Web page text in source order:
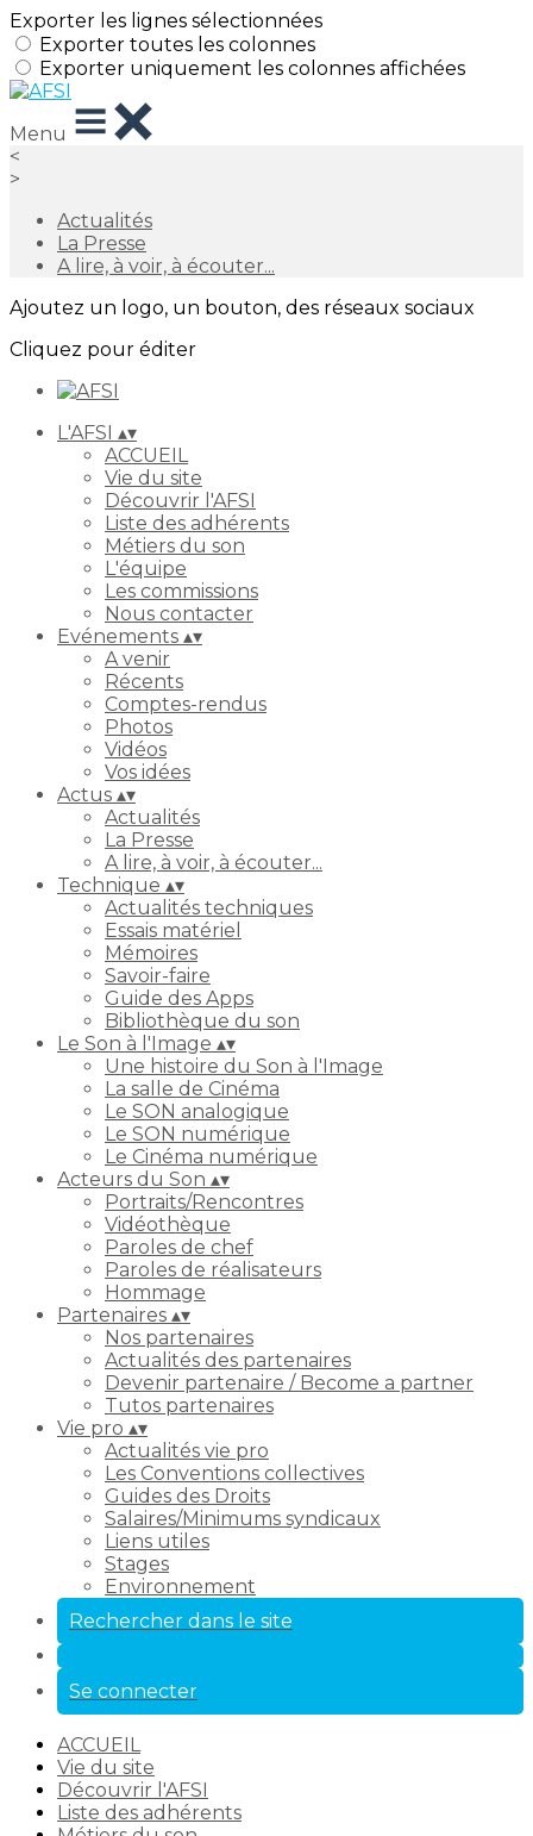
Exporter les lignes sélectionnées
Exporter toutes les colonnes
Exporter uniquement les colonnes affichées
Menu
<
>
Actualités
La Presse
A lire, à voir, à écouter...
Ajoutez un logo, un bouton, des réseaux sociaux
Cliquez pour éditer
L'AFSI ▴▾
ACCUEIL
Vie du site
Découvrir l'AFSI
Liste des adhérents
Métiers du son
L'équipe
Les commissions
Nous contacter
Evénements ▴▾
A venir
Récents
Comptes-rendus
Photos
Vidéos
Vos idées
Actus ▴▾
Actualités
La Presse
A lire, à voir, à écouter...
Technique ▴▾
Actualités techniques
Essais matériel
Mémoires
Savoir-faire
Guide des Apps
Bibliothèque du son
Le Son à l'Image ▴▾
Une histoire du Son à l'Image
La salle de Cinéma
Le SON analogique
Le SON numérique
Le Cinéma numérique
Acteurs du Son ▴▾
Portraits/Rencontres
Vidéothèque
Paroles de chef
Paroles de réalisateurs
Hommage
Partenaires ▴▾
Nos partenaires
Actualités des partenaires
Devenir partenaire / Become a partner
Tutos partenaires
Vie pro ▴▾
Actualités vie pro
Les Conventions collectives
Guides des Droits
Salaires/Minimums syndicaux
Liens utiles
Stages
Environnement
Rechercher dans le site
Se connecter
ACCUEIL
Vie du site
Découvrir l'AFSI
Liste des adhérents